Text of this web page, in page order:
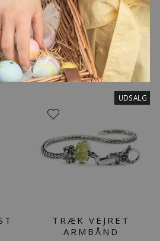
UDSALG
TRÆK VEJRET
ARMBÅND